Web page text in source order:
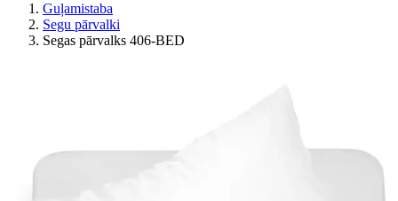
Guļamistaba
Segu pārvalki
Segas pārvalks 406-BED